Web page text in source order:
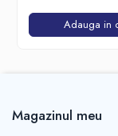
Adauga in
Magazinul meu